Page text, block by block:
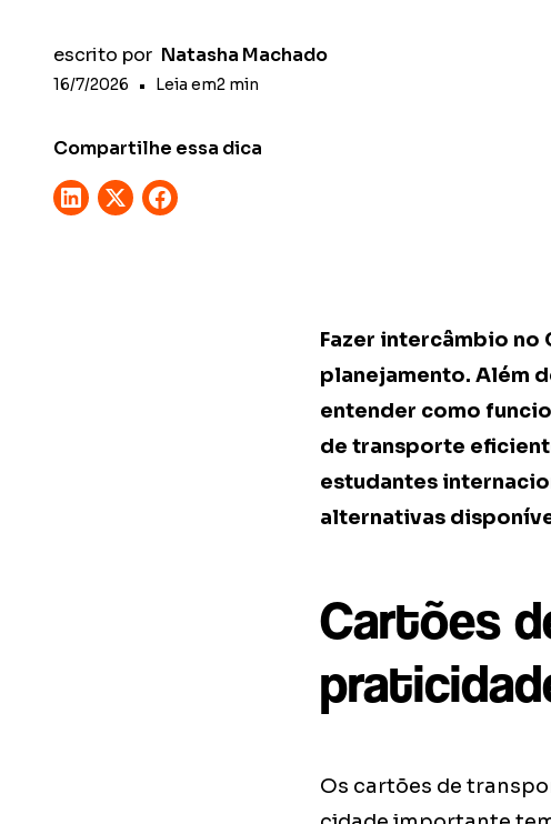
escrito por Natasha Machado
16/7/2026 • Leia em2 min
Compartilhe essa dica
Fazer intercâmbio no
planejamento. Além
entender como
de transporte
estudantes
alternativas
Cartões
Os cartões de